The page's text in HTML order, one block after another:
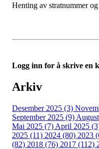
Henting av stratnummer
Logg inn for å skrive en
Arkiv
Desember 2025 (3)
September 2025 (9)
Mai 2025 (7) April 2025
2025 (11) 2024 (80) 2023
(82) 2018 (76) 2017 (112)